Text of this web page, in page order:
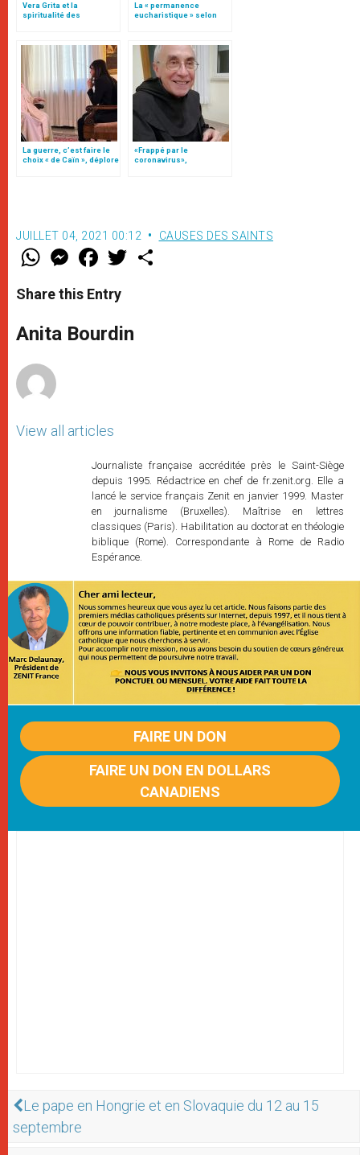
Vera Grita et la
spiritualité des
La « permanence
eucharistique » selon
La guerre, c’est faire le
choix « de Caïn », déplore
«Frappé par le
coronavirus»,
JUILLET 04, 2021 00:12 CAUSES DES SAINTS
W
t
s
p
p
M
e
s
e
g
e
F
a
e
b
o
k
w
r
Share this Entry
Anita Bourdin
View all articles
Journaliste française accréditée près le Saint-Siège
depuis 1995. Rédactrice en chef de fr.zenit.org. Elle a
lancé le service français Zenit en janvier 1999. Master
en journalisme (Bruxelles). Maîtrise en lettres
classiques (Paris). Habilitation au doctorat en théologie
biblique (Rome). Correspondante à Rome de Radio
Espérance.
FAIRE UN DON
FAIRE UN DON EN DOLLARS
CANADIENS
Le pape en Hongrie et en Slovaquie du 12 au 15
septembre